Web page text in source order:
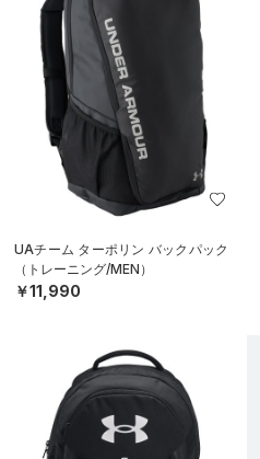
UAチーム ターポリン バックパック
（トレーニング/MEN）
￥11,990